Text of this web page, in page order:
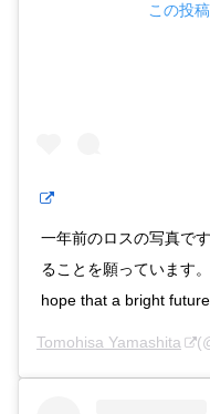
この投
一年前のロスの写真で
ることを願っています
hope that a bright
Tomohisa Yamashita